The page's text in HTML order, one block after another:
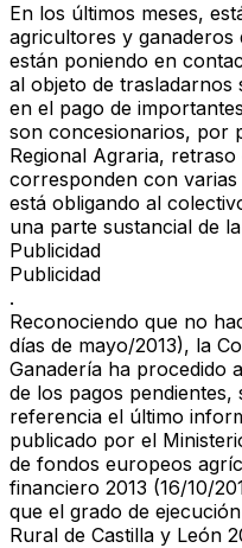
En los últimos meses,
agricultores y ganaderos
están poniendo en
al objeto de
en el pago de
son concesionarios, por
Regional Agraria,
corresponden con
está obligando al
una parte sustancial de
Publicidad
Publicidad
.
Reconociendo que no
días de mayo/2013), la
Ganadería ha procedido
de los pagos
referencia el último
publicado por el
de fondos europeos
financiero 2013 (16/10/
que el grado de
Rural de Castilla y León